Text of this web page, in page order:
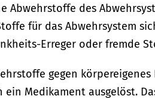
Abwehrstoffe des
für das Abwehrsystem
Erreger oder fremde
gegen körpereigenes
Medikament ausgelöst.